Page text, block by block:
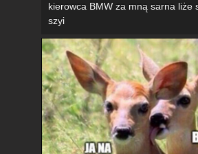
kierowca BMW za mną sarna liże
szyi